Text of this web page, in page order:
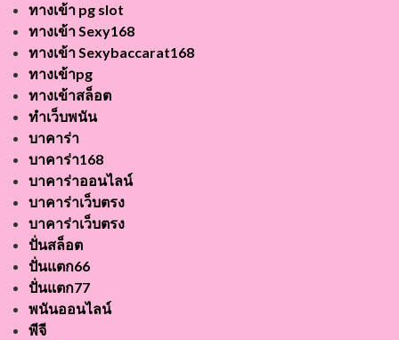
ทางเข้า pg slot
ทางเข้า Sexy168
ทางเข้า Sexybaccarat168
ทางเข้าpg
ทางเข้าสล็อต
ทำเว็บพนัน
บาคาร่า
บาคาร่า168
บาคาร่าออนไลน์
บาคาร่าเว็บตรง
บาคาร่าเว็บตรง
ปั่นสล็อต
ปั่นแตก66
ปั่นแตก77
พนันออนไลน์
พีจี